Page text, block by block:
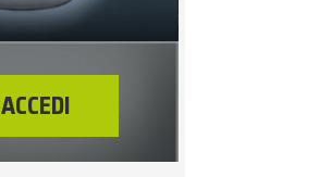
ACCEDI